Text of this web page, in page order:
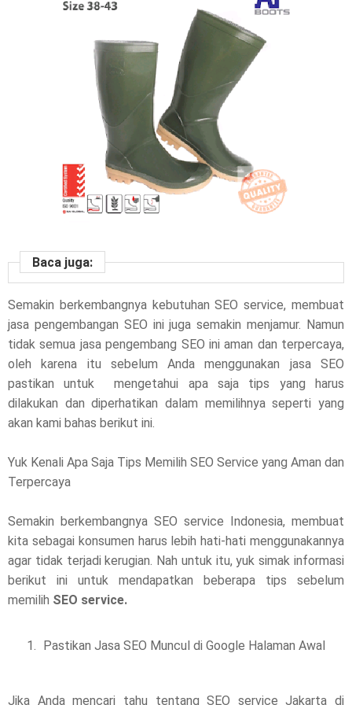
Baca juga:
Semakin berkembangnya kebutuhan SEO service, membuat
jasa pengembangan SEO ini juga semakin menjamur. Namun
tidak semua jasa pengembang SEO ini aman dan terpercaya,
oleh karena itu sebelum Anda menggunakan jasa SEO
pastikan untuk mengetahui apa saja tips yang harus
dilakukan dan diperhatikan dalam memilihnya seperti yang
akan kami bahas berikut ini.
Yuk Kenali Apa Saja Tips Memilih SEO Service yang Aman dan
Terpercaya
Semakin berkembangnya SEO service Indonesia, membuat
kita sebagai konsumen harus lebih hati-hati menggunakannya
agar tidak terjadi kerugian. Nah untuk itu, yuk simak informasi
berikut ini untuk mendapatkan beberapa tips sebelum
memilih SEO service.
Pastikan Jasa SEO Muncul di Google Halaman Awal
Jika Anda mencari tahu tentang SEO service Jakarta di